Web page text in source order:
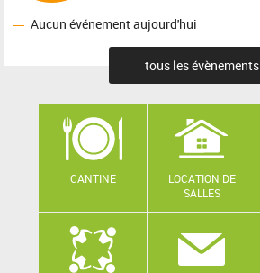
Aucun événement aujourd'hui
tous les évènements
CANTINE
LOCATION DE
SALLES